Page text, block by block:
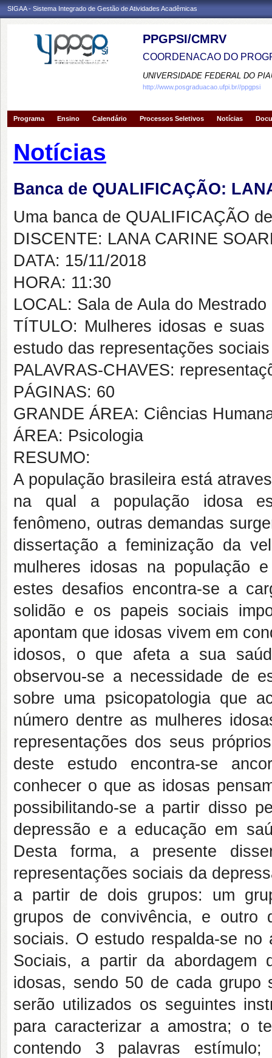
SIGAA - Sistema Integrado de Gestão de Atividades Acadêmicas
PPGPSI/CMRV
COORDENACAO DO
UNIVERSIDADE FEDERAL DO
http://www.posgraduacao.ufpi.br//ppgpsi
Programa Ensino Calendário Processos Seletivos Notícias
Notícias
Banca de QUALIFICAÇÃO:
Uma banca de QUALIFICAÇÃO
DISCENTE: LANA CARINE
DATA: 15/11/2018
HORA: 11:30
LOCAL: Sala de Aula do Mestrado
TÍTULO: Mulheres idosas e
estudo das representações sociais
PALAVRAS-CHAVES:
PÁGINAS: 60
GRANDE ÁREA: Ciências
ÁREA: Psicologia
RESUMO:
A população brasileira está
na qual a população idosa
fenômeno, outras demandas
dissertação a feminização da
mulheres idosas na população
estes desafios encontra-se a
solidão e os papeis sociais
apontam que idosas vivem em
idosos, o que afeta a sua
observou-se a necessidade de
sobre uma psicopatologia que
número dentre as mulheres
representações dos seus
deste estudo encontra-se
conhecer o que as idosas
possibilitando-se a partir disso
depressão e a educação em
Desta forma, a presente
representações sociais da
a partir de dois grupos: um
grupos de convivência, e outro
sociais. O estudo respalda-se no
Sociais, a partir da abordagem
idosas, sendo 50 de cada grupo
serão utilizados os seguintes
para caracterizar a amostra; o
contendo 3 palavras